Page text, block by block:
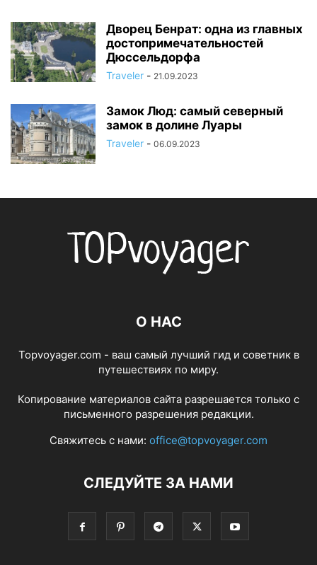
Дворец Бенрат: одна из главных
достопримечательностей
Дюссельдорфа
Traveler - 21.09.2023
Замок Люд: самый северный
замок в долине Луары
Traveler - 06.09.2023
О НАС
Topvoyager.com - ваш самый лучший гид и советник в
путешествиях по миру.
Копирование материалов сайта разрешается только с
письменного разрешения редакции.
Свяжитесь с нами: office@topvoyager.com
СЛЕДУЙТЕ ЗА НАМИ